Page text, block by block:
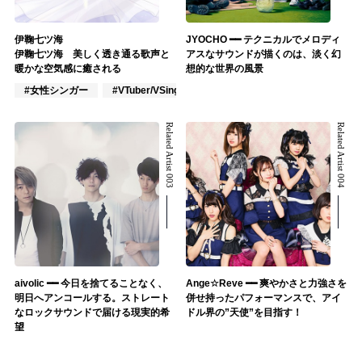
伊鞠七ツ海
伊鞠七ツ海 美しく透き通る歌声と
暖かな空気感に癒される
#女性シンガー
#VTuber/VSinger
JYOCHO ━━ テクニカルでメロディ
アスなサウンドが描くのは、淡く幻
想的な世界の風景
Related Artist 003
aivolic ━━ 今日を捨てることなく、
明日へアンコールする。ストレート
なロックサウンドで届ける現実的希
望
Related Artist 004
Ange☆Reve ━━ 爽やかさと力強さを
併せ持ったパフォーマンスで、アイ
ドル界の”天使”を目指す！